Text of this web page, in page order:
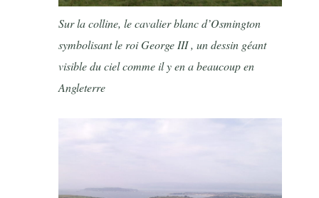
Sur la colline, le cavalier blanc d’Osmington
symbolisant le roi George III , un dessin géant
visible du ciel comme il y en a beaucoup en
Angleterre